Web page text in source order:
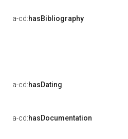
a-cd:hasBibliography
a-cd:hasDating
a-cd:hasDocumentation